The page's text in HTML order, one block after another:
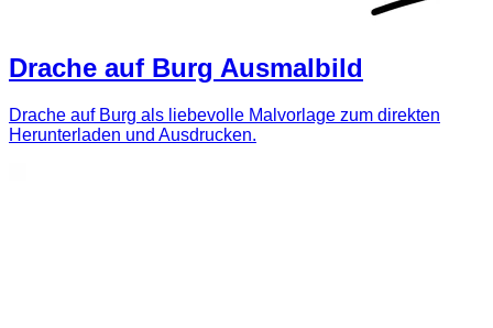
Drache auf Burg Ausmalbild
Drache auf Burg als liebevolle Malvorlage zum direkten
Herunterladen und Ausdrucken.